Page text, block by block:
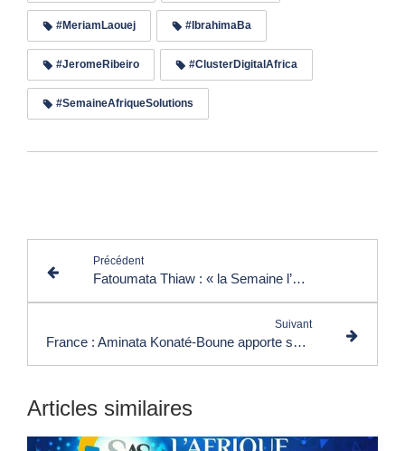
#MeriamLaouej #IbrahimaBa
#JeromeRibeiro #ClusterDigitalAfrica
#SemaineAfriqueSolutions
Précédent
Fatoumata Thiaw : « la Semaine l’Afrique des Solutions vient à point nommé pour honorer les solutionneurs africains »
Suivant
France : Aminata Konaté-Boune apporte son soutien à la Semaine l’Afrique des Solutions
Articles similaires